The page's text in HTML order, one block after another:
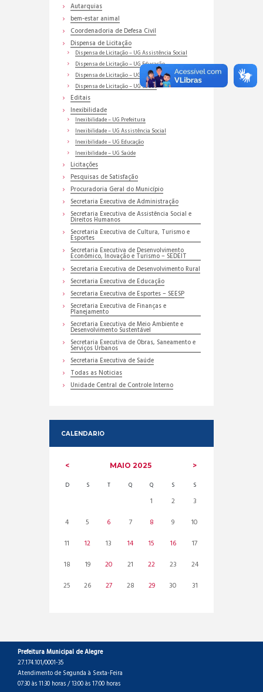
Autarquias
bem-estar animal
Coordenadoria de Defesa Civil
Dispensa de Licitação
Dispensa de Licitação – UG Assistência Social
Dispensa de Licitação – UG Educação
Dispensa de Licitação – UG Prefeitura
Dispensa de Licitação – UG Saúde
Editais
Inexibilidade
Inexibilidade – UG Prefeitura
Inexibilidade – UG Assistência Social
Inexibilidade – UG Educação
Inexibilidade – UG Saúde
Licitações
Pesquisas de Satisfação
Procuradoria Geral do Município
Secretaria Executiva de Administração
Secretaria Executiva de Assistência Social e
Direitos Humanos
Secretaria Executiva de Cultura, Turismo e
Esportes
Secretaria Executiva de Desenvolvimento
Econômico, Inovação e Turismo – SEDEIT
Secretaria Executiva de Desenvolvimento Rural
Secretaria Executiva de Educação
Secretaria Executiva de Esportes – SEESP
Secretaria Executiva de Finanças e
Planejamento
Secretaria Executiva de Meio Ambiente e
Desenvolvimento Sustentável
Secretaria Executiva de Obras, Saneamento e
Serviços Urbanos
Secretaria Executiva de Saúde
Todas as Noticias
Unidade Central de Controle Interno
CALENDARIO
MAIO2025
D S T Q Q S S
1 2
3
4
5 6 7 8 9
10
11
12 13 14 15 16
17
18
19 20 21 22 23
24
25
26 27 28 29 30 31
Prefeitura Municipal de Alegre
27.174.101/0001-35
Atendimento de Segunda à Sexta-Feira
07:30 às 11:30 horas / 13:00 às 17:00 horas